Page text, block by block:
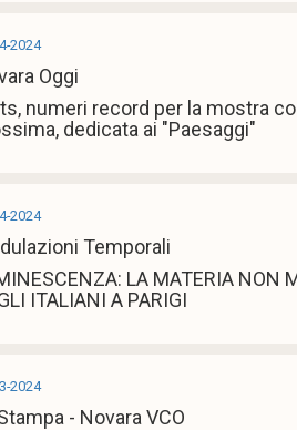
2024
Oggi
numeri record per la mostra
dedicata ai "Paesaggi"
2024
Temporali
LA MATERIA NON
ITALIANI A PARIGI
2024
- Novara VCO